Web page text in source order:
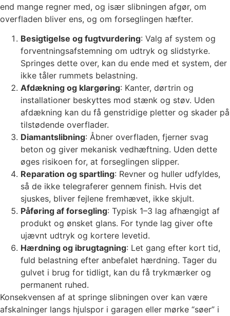
end mange regner med, og især slibningen afgør, om
overfladen bliver ens, og om forseglingen hæfter.
Besigtigelse og fugtvurdering: Valg af system og
forventningsafstemning om udtryk og slidstyrke.
Springes dette over, kan du ende med et system, der
ikke tåler rummets belastning.
Afdækning og klargøring: Kanter, dørtrin og
installationer beskyttes mod stænk og støv. Uden
afdækning kan du få genstridige pletter og skader på
tilstødende overflader.
Diamantslibning: Åbner overfladen, fjerner svag
beton og giver mekanisk vedhæftning. Uden dette
øges risikoen for, at forseglingen slipper.
Reparation og spartling: Revner og huller udfyldes,
så de ikke telegraferer gennem finish. Hvis det
sjuskes, bliver fejlene fremhævet, ikke skjult.
Påføring af forsegling: Typisk 1–3 lag afhængigt af
produkt og ønsket glans. For tynde lag giver ofte
ujævnt udtryk og kortere levetid.
Hærdning og ibrugtagning: Let gang efter kort tid,
fuld belastning efter anbefalet hærdning. Tager du
gulvet i brug for tidligt, kan du få trykmærker og
permanent ruhed.
Konsekvensen af at springe slibningen over kan være
afskalninger langs hjulspor i garagen eller mørke “søer” i